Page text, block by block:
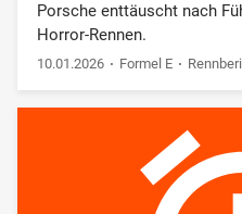
Porsche enttäuscht nach
Horror-Rennen.
10.01.2026 Formel E